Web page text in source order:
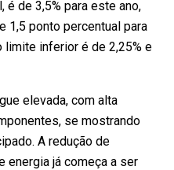
é de 3,5% para este ano,
1,5 ponto percentual para
limite inferior é de 2,25% e
elevada, com alta
se mostrando
A redução de
já começa a ser